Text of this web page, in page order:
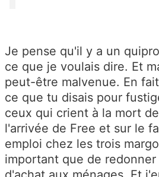
Je pense qu'il y a un
ce que je voulais dire. Et
peut-être malvenue. En
ce que tu disais pour
ceux qui crient à la mort
l'arrivée de Free et sur le
emploi chez les trois
important que de